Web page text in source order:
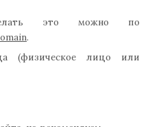
это можно по
.
(физическое лицо или